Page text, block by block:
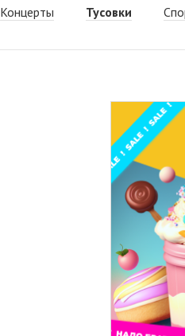
Концерты Тусовки